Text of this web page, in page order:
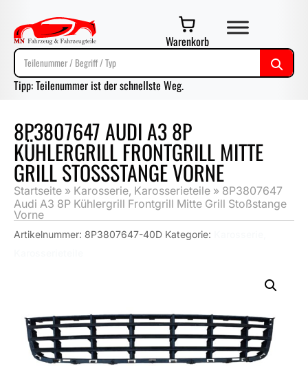
Warenkorb
Tipp: Teilenummer ist der schnellste Weg.
8P3807647 AUDI A3 8P
KÜHLERGRILL FRONTGRILL MITTE
GRILL STOSSSTANGE VORNE
Startseite » Karosserie, Karosserieteile » 8P3807647
Audi A3 8P Kühlergrill Frontgrill Mitte Grill Stoßstange
Vorne
Artikelnummer: 8P3807647-40D Kategorie: